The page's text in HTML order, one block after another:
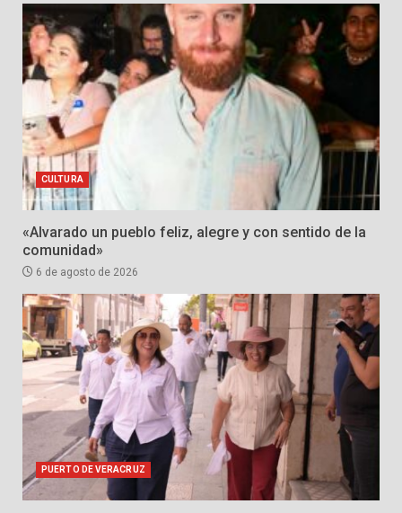
CULTURA
«Alvarado un pueblo feliz, alegre y con sentido de la
comunidad»
6 de agosto de 2026
PUERTO DE VERACRUZ